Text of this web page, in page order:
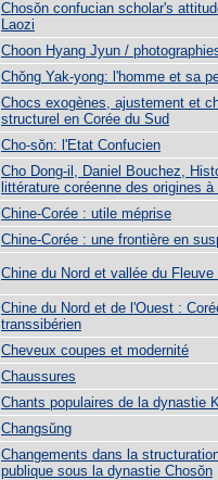
Chosŏn confucian scholar's
Laozi
Choon Hyang Jyun /
Chŏng Yak-yong: l'homme et sa
Chocs exogènes, ajustement et
structurel en Corée du Sud
Cho-sŏn: l'Etat Confucien
Cho Dong-il, Daniel Bouchez,
littérature coréenne des origines à
Chine-Corée : utile méprise
Chine-Corée : une frontière en
Chine du Nord et vallée du Fleuve
Chine du Nord et de l'Ouest :
transsibérien
Cheveux coupes et modernité
Chaussures
Chants populaires de la dynastie
Changsŭng
Changements dans la
publique sous la dynastie Chosŏn